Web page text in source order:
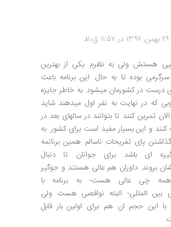
۲۹ بهمن, ۱۳۹۷ در ۱۱:۵۷ ق٫ظ
هستش ولی به نظرم یکی از بهترین
بوده تا به حال. این برنامه باعث
درست در کشورمان میشود. به خاطر جایزه
که در نهایت به نفر اول میدهند شاید
تمرین کنند تا بتوانند در سالهای بعد در
کنند و این بسیار مفید است برای کشور. به
پای تفریحات ناسالم همین برنانمه
ای باشد برای جوانان تا دنبال
بروند. داوران هم عالی هستند و جوگیر
همه چی عالی هست- به برنامه با
بین المللی- البته نواقصی هست ولی
با این حجم ان هم برای اولین بار قابل